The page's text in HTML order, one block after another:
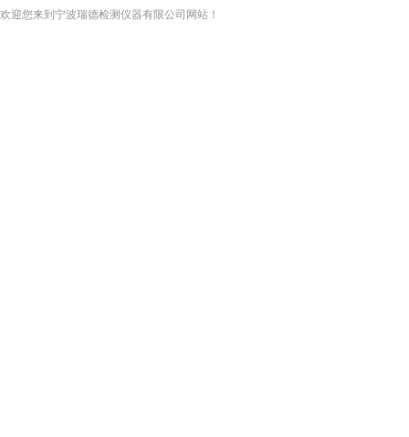
欢迎您来到宁波瑞德检测仪器有限公司网站！